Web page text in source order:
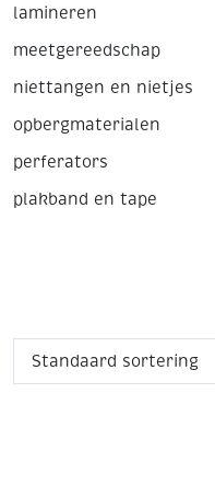
lamineren
meetgereedschap
niettangen en nietjes
opbergmaterialen
perferators
plakband en tape